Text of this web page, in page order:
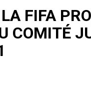
FIFA
COMITÉ